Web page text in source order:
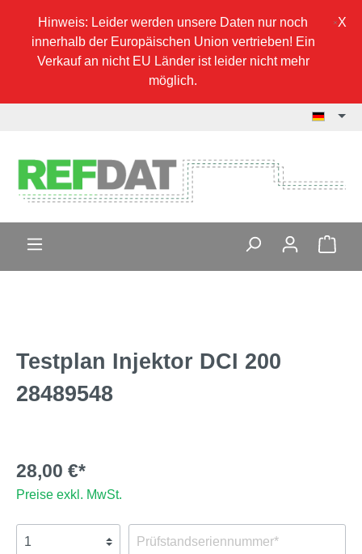
Hinweis: Leider werden unsere Daten nur noch
innerhalb der Europäischen Union vertrieben! Ein
Verkauf an nicht EU Länder ist leider nicht mehr
möglich.
Testplan Injektor DCI 200
28489548
28,00 €*
Preise exkl. MwSt.